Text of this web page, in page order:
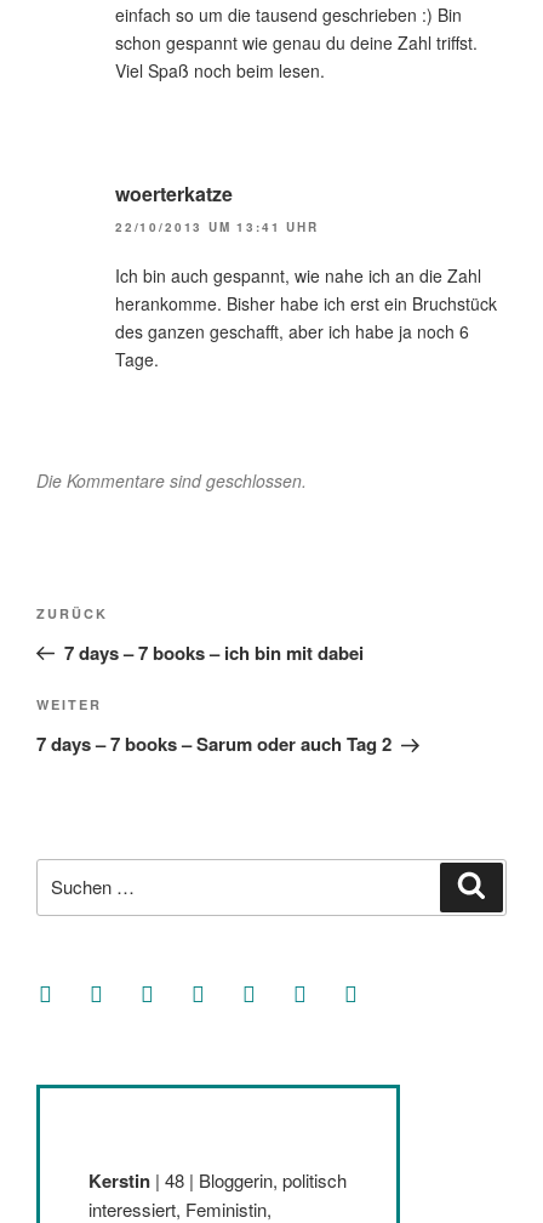
einfach so um die tausend geschrieben :) Bin
schon gespannt wie genau du deine Zahl triffst.
Viel Spaß noch beim lesen.
woerterkatze
22/10/2013 UM 13:41 UHR
Ich bin auch gespannt, wie nahe ich an die Zahl
herankomme. Bisher habe ich erst ein Bruchstück
des ganzen geschafft, aber ich habe ja noch 6
Tage.
Die Kommentare sind geschlossen.
Beitragsnavigation
Vorheriger
Beitrag
ZURÜCK
7 days – 7 books – ich bin mit dabei
Nächster
Beitrag
WEITER
7 days – 7 books – Sarum oder auch Tag 2
nach:
facebooksoundcloud
twitter mastodoninstagramthreads goodreads
Kerstin | 48 | Bloggerin, politisch
interessiert, Feministin,